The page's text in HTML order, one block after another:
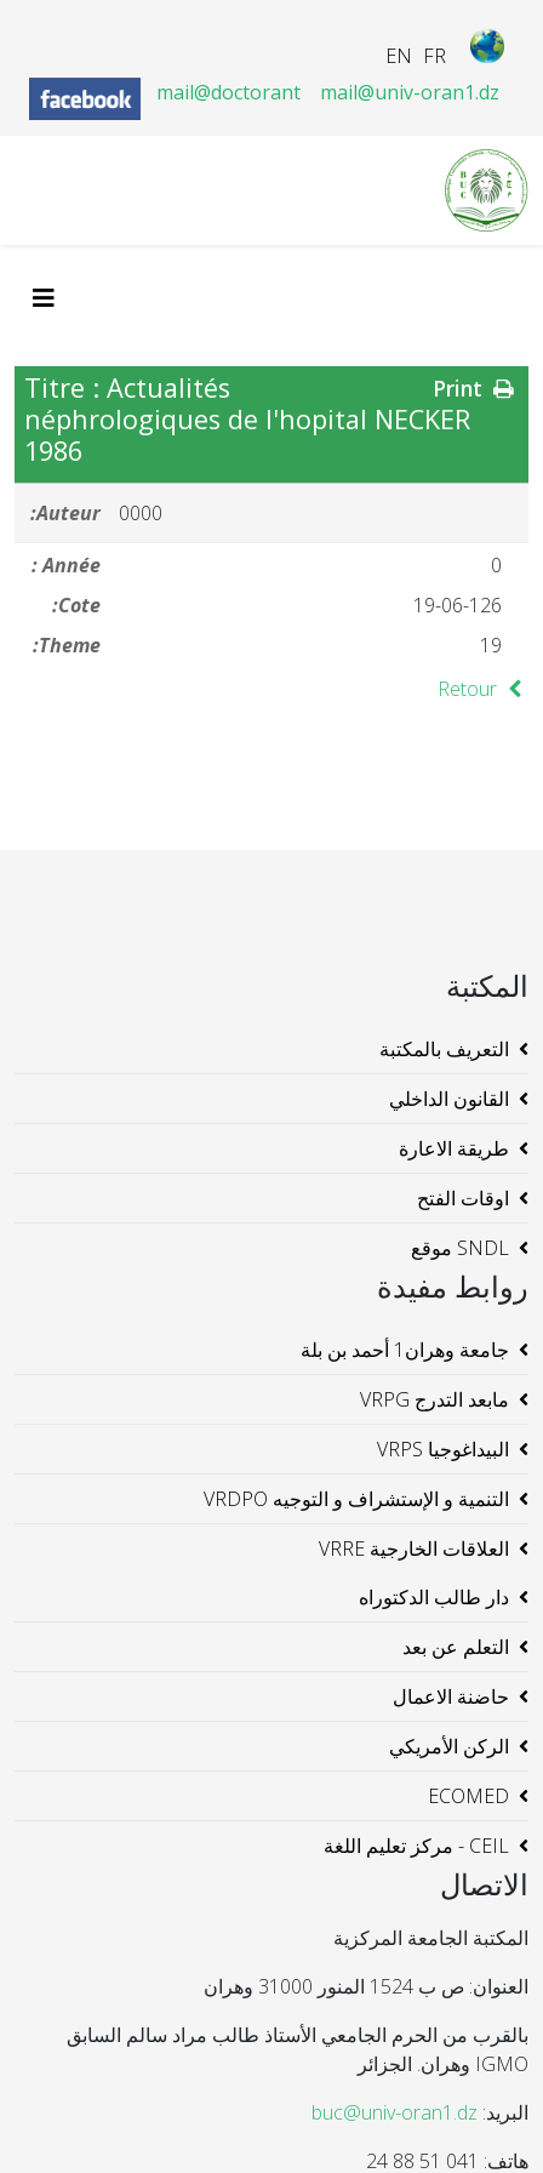
FR
EN
mail@doctorant
mail@univ-oran1.dz
Titre : Actualités
néphrologiques de l'hopital NECKER
1986
Auteur:
0000
Année :
0
Cote:
19-06-126
Theme:
19
Retour
المكتبة
التعريف بالمكتبة
القانون الداخلي
طريقة الاعارة
اوقات الفتح
SNDL موقع
روابط مفيدة
جامعة وهران1 أحمد بن بلة
مابعد التدرج VRPG
البيداغوجيا VRPS
التنمية و الإستشراف و التوجيه VRDPO
العلاقات الخارجية VRRE
دار طالب الدكتوراه
التعلم عن بعد
حاضنة الاعمال
الركن الأمريكي
ECOMED
CEIL - مركز تعليم اللغة
الاتصال
المكتبة الجامعة المركزية
العنوان: ص ب 1524 المنور 31000 وهران
بالقرب من الحرم الجامعي الأستاذ طالب مراد سالم السابق
IGMO وهران. الجزائر
البريد: buc@univ-oran1.dz
هاتف: 041 51 88 24